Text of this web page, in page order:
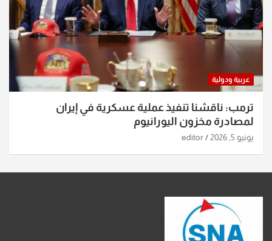
عربية ودولية
ترمب: ناقشنا تنفيذ عملية عسكرية في إيران
لمصادرة مخزون اليورانيوم
يونيو 5, 2026 editor